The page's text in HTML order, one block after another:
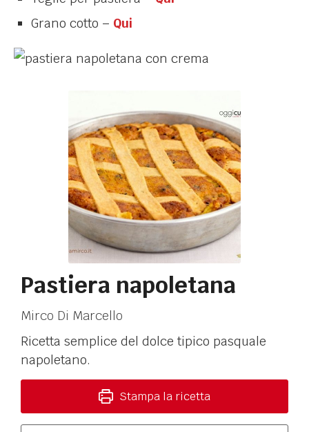
Grano cotto – Qui
Pastiera napoletana
Mirco Di Marcello
Ricetta semplice del dolce tipico pasquale
napoletano.
Stampa la ricetta